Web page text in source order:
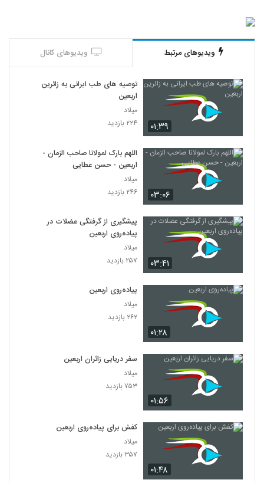
ویدیوهای مرتبط ویدیوهای کانال
۰۱:۳۹
توصیه های طب ایرانی به زائرین
اربعین
میلاد
۲۲۴ بازدید
۰۳:۰۶
اللهم بارک لمولانا صاحب الزمان -
اربعین - حسن عطایی
میلاد
۲۴۶ بازدید
۰۳:۴۱
پیشگیری از گرفتگی عضلات در
پیاده‌روی اربعین
میلاد
۲۵۷ بازدید
۰۱:۲۸
پیاده‌روی اربعین
میلاد
۲۶۲ بازدید
۰۱:۵۶
سفر دریایی زائران اربعین
میلاد
۷۵۳ بازدید
۰۱:۴۸
کفش برای پیاده‌روی اربعین
میلاد
۳۵۷ بازدید